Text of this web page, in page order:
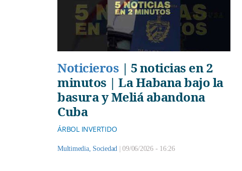
Noticieros | 5 noticias en 2
minutos | La Habana bajo la
basura y Meliá abandona
Cuba
ÁRBOL INVERTIDO
Multimedia, Sociedad |09/06/2026 - 16:26